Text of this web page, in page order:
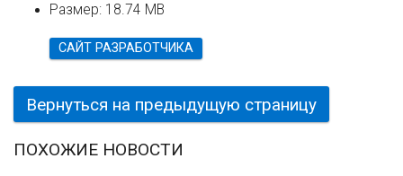
Размер: 18.74 MB
САЙТ РАЗРАБОТЧИКА
Вернуться на предыдущую страницу
ПОХОЖИЕ НОВОСТИ